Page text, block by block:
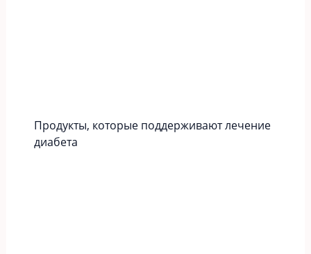
Продукты, которые поддерживают лечение
диабета